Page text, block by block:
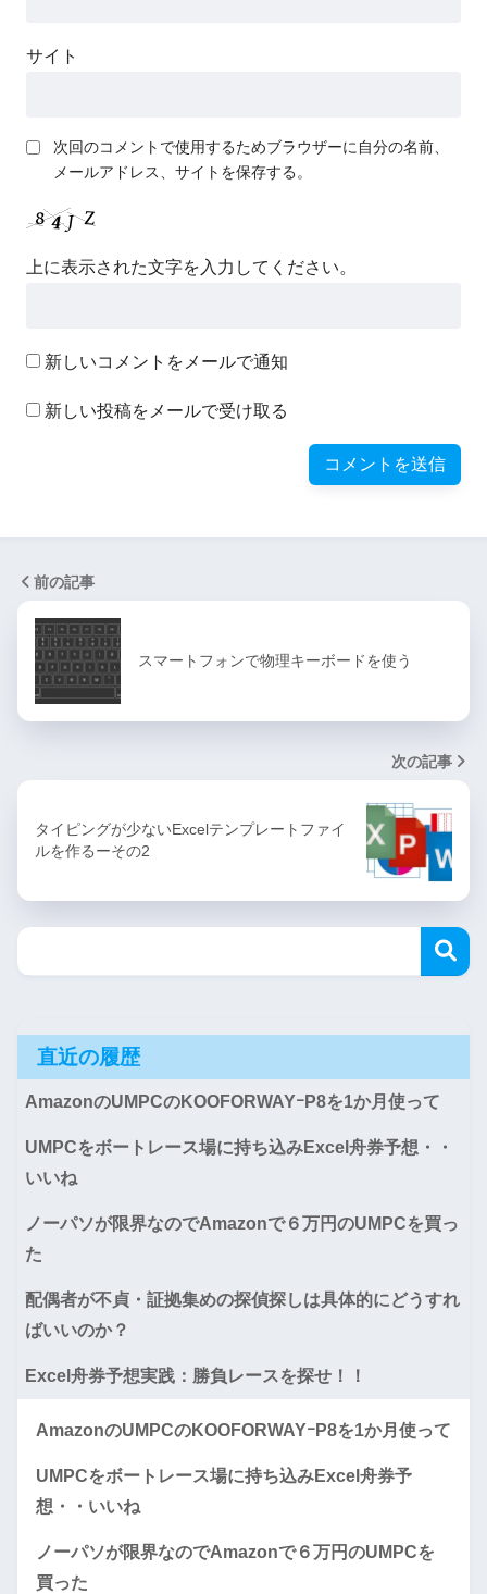
サイト
次回のコメントで使用するためブラウザーに自分の名前、
メールアドレス、サイトを保存する。
上に表示された文字を入力してください。
新しいコメントをメールで通知
新しい投稿をメールで受け取る
前の記事
スマートフォンで物理キーボードを使う
次の記事
タイピングが少ないExcelテンプレートファイ
ルを作るーその2
直近の履歴
AmazonのUMPCのKOOFORWAYｰP8を1か月使って
UMPCをボートレース場に持ち込みExcel舟券予想・・
いいね
ノーパソが限界なのでAmazonで６万円のUMPCを買っ
た
配偶者が不貞・証拠集めの探偵探しは具体的にどうすれ
ばいいのか？
Excel舟券予想実践：勝負レースを探せ！！
AmazonのUMPCのKOOFORWAYｰP8を1か月使って
UMPCをボートレース場に持ち込みExcel舟券予
想・・いいね
ノーパソが限界なのでAmazonで６万円のUMPCを
買った